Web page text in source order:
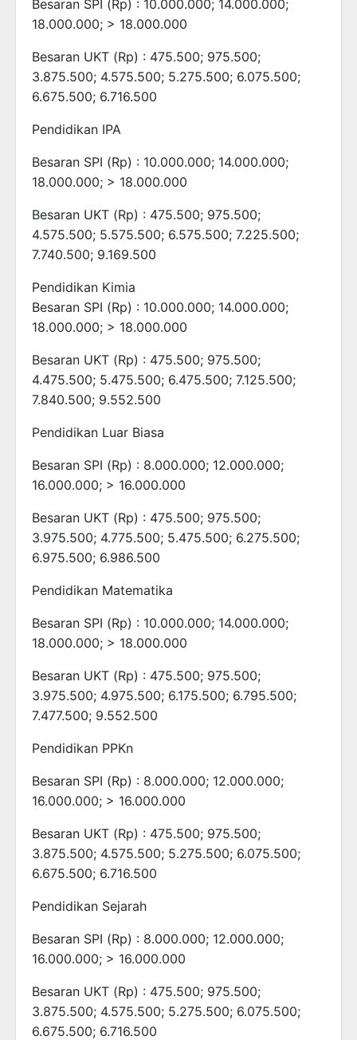
Besaran SPI (Rp) : 10.000.000; 14.000.000;
18.000.000; > 18.000.000
Besaran UKT (Rp) : 475.500; 975.500;
3.875.500; 4.575.500; 5.275.500; 6.075.500;
6.675.500; 6.716.500
Pendidikan IPA
Besaran SPI (Rp) : 10.000.000; 14.000.000;
18.000.000; > 18.000.000
Besaran UKT (Rp) : 475.500; 975.500;
4.575.500; 5.575.500; 6.575.500; 7.225.500;
7.740.500; 9.169.500
Pendidikan Kimia
Besaran SPI (Rp) : 10.000.000; 14.000.000;
18.000.000; > 18.000.000
Besaran UKT (Rp) : 475.500; 975.500;
4.475.500; 5.475.500; 6.475.500; 7.125.500;
7.840.500; 9.552.500
Pendidikan Luar Biasa
Besaran SPI (Rp) : 8.000.000; 12.000.000;
16.000.000; > 16.000.000
Besaran UKT (Rp) : 475.500; 975.500;
3.975.500; 4.775.500; 5.475.500; 6.275.500;
6.975.500; 6.986.500
Pendidikan Matematika
Besaran SPI (Rp) : 10.000.000; 14.000.000;
18.000.000; > 18.000.000
Besaran UKT (Rp) : 475.500; 975.500;
3.975.500; 4.975.500; 6.175.500; 6.795.500;
7.477.500; 9.552.500
Pendidikan PPKn
Besaran SPI (Rp) : 8.000.000; 12.000.000;
16.000.000; > 16.000.000
Besaran UKT (Rp) : 475.500; 975.500;
3.875.500; 4.575.500; 5.275.500; 6.075.500;
6.675.500; 6.716.500
Pendidikan Sejarah
Besaran SPI (Rp) : 8.000.000; 12.000.000;
16.000.000; > 16.000.000
Besaran UKT (Rp) : 475.500; 975.500;
3.875.500; 4.575.500; 5.275.500; 6.075.500;
6.675.500; 6.716.500